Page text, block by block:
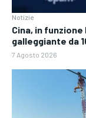
Notizie
Cina, in
galleggiante da
7 Agosto 2026